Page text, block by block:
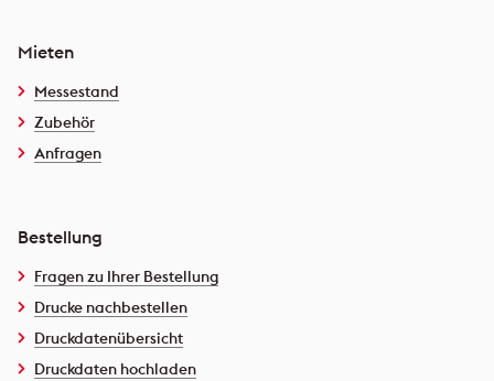
Mieten
Messestand
Zubehör
Anfragen
Bestellung
Fragen zu Ihrer Bestellung
Drucke nachbestellen
Druckdatenübersicht
Druckdaten hochladen